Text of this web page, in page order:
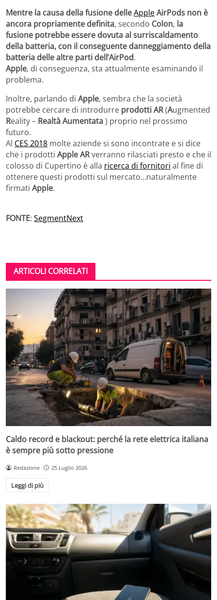
Mentre la causa della fusione delleAppleAirPods non è
ancora propriamente definita, secondo Colon, la
fusione potrebbe essere dovuta al surriscaldamento
della batteria, con il conseguente danneggiamento della
batteria delle altre parti dell’AirPod.
Apple, di conseguenza, sta attualmente esaminando il
problema.
Inoltre, parlando di Apple, sembra che la società
potrebbe cercare di introdurre prodotti AR(Augmented
Reality – Realtà Aumentata) proprio nel prossimo
futuro.
Al CES 2018 molte aziende si sono incontrate e si dice
che i prodotti Apple ARverranno rilasciati presto e che il
colosso di Cupertino è alla ricerca di fornitori al fine di
ottenere questi prodotti sul mercato…naturalmente
firmati Apple.
FONTE: SegmentNext
ARTICOLI CORRELATI
Caldo record e blackout: perché la rete elettrica italiana
è sempre più sotto pressione
Redazione 25 Luglio 2026
Leggi di più